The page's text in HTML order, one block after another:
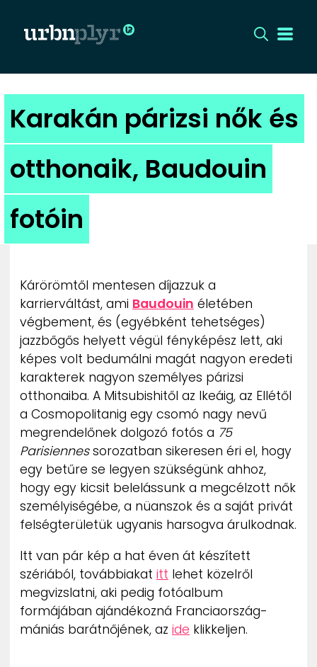
CÍMLAP
DIZÁJN
DIVAT
UTCA
ZENE
MÉDIAAJÁNLAT
IMPRESSZUM
PR-ARCHÍVUM
ADATKEZELÉSI TÁJÉKOZTATÓ
Karakán párizsi nők és
otthonaik, Baudouin
fotóin
Kárörömtől mentesen díjazzuk a
karrierváltást, ami Baudouin életében
végbement, és (egyébként tehetséges)
jazzbőgős helyett végül fényképész lett, aki
képes volt bedumálni magát nagyon eredeti
karakterek nagyon személyes párizsi
otthonaiba. A Mitsubishitől az Ikeáig, az Ellétől
a Cosmopolitanig egy csomó nagy nevű
megrendelőnek dolgozó fotós a 75
Parisiennessorozatban sikeresen éri el, hogy
egy betűre se legyen szükségünk ahhoz,
hogy egy kicsit belelássunk a megcélzott nők
személyiségébe, a nüanszok és a saját privát
felségterületük ugyanis harsogva árulkodnak.
Itt van pár kép a hat éven át készített
szériából, továbbiakat itt lehet közelről
megvizslatni, aki pedig fotóalbum
formájában ajándékozná Franciaország-
mániás barátnőjének, az ide klikkeljen.